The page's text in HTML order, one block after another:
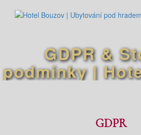
GDPR &
podmínky |
GDPR